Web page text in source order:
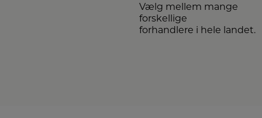
Vælg mellem mange
forskellige
forhandlere i hele landet.